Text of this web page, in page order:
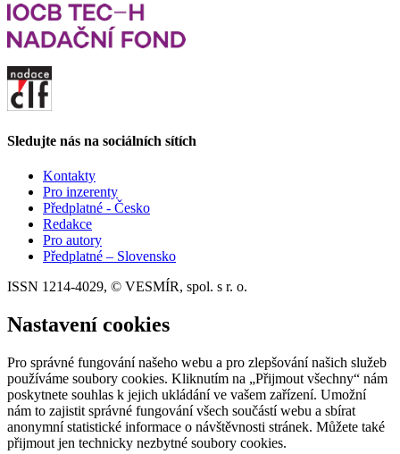
Sledujte nás na sociálních sítích
Kontakty
Pro inzerenty
Předplatné - Česko
Redakce
Pro autory
Předplatné – Slovensko
ISSN 1214-4029, © VESMÍR, spol. s r. o.
Nastavení cookies
Pro správné fungování našeho webu a pro zlepšování našich služeb
používáme soubory cookies. Kliknutím na „Přijmout všechny“ nám
poskytnete souhlas k jejich ukládání ve vašem zařízení. Umožní
nám to zajistit správné fungování všech součástí webu a sbírat
anonymní statistické informace o návštěvnosti stránek. Můžete také
přijmout jen technicky nezbytné soubory cookies.